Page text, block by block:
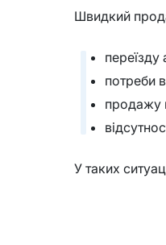
Швидкий
потреби
продажу
У таких